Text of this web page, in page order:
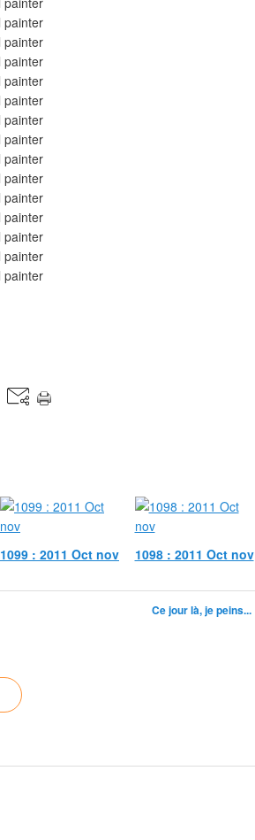
1099 : 2011 Oct nov 1098 : 2011 Oct nov
Ce jour là, je peins...